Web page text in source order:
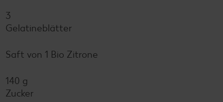
3
Gelatineblätter
Saft von 1 Bio Zitrone
140 g
Zucker